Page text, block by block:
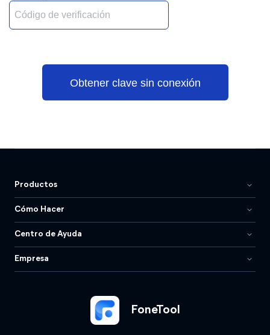
Obtener clave sin conexión
FoneTool
Productos
Cómo Hacer
Centro de Ayuda
Empresa